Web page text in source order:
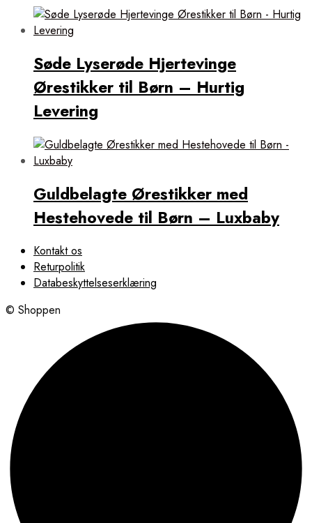
Søde Lyserøde Hjertevinge
Ørestikker til Børn – Hurtig
Levering
Guldbelagte Ørestikker med
Hestehovede til Børn – Luxbaby
Kontakt os
Returpolitik
Databeskyttelseserklæring
© Shoppen